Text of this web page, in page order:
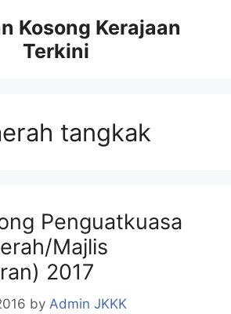
Kosong Kerajaan
Terkini
tangkak
Penguatkuasa
Majlis
2017
by Admin JKKK